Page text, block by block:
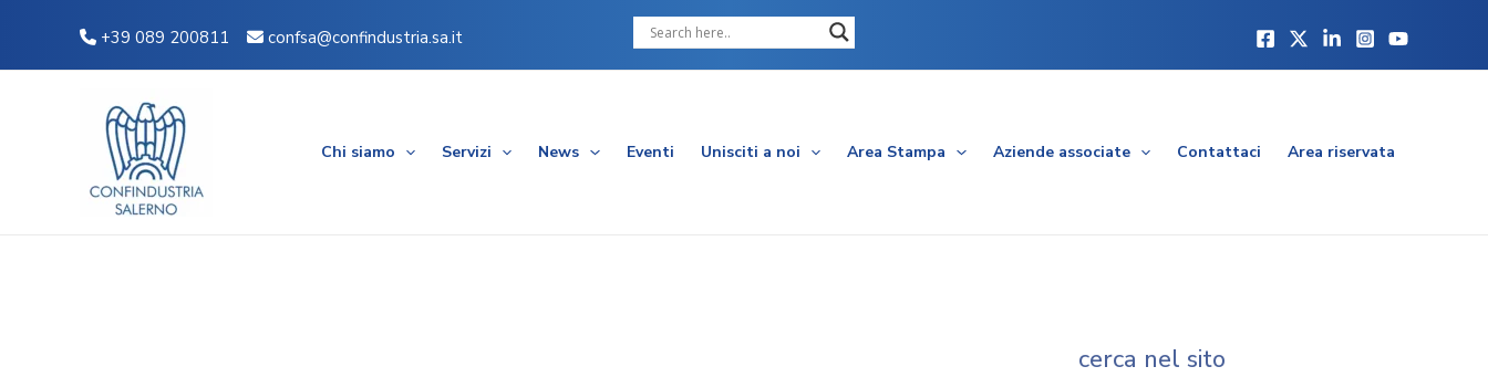
contenuto
+39 089 200811 confsa@confindustria.sa.it
Chi siamo Servizi News Eventi Unisciti a noi Area Stampa Aziende associate Contattaci Area riservata
articoli
cerca nel sito